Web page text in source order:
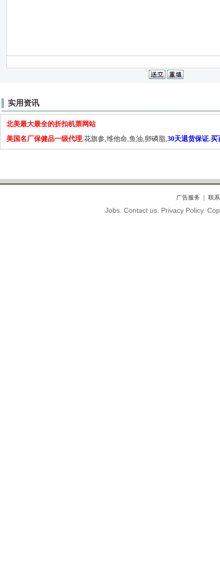
实用资讯
北美最大最全的折扣机票网站
美国名厂保健品一级代理,花旗参,维他命,鱼油,卵磷脂,30天退货保证.买
广告服务 联
Jobs. Contact us. Privacy Policy.